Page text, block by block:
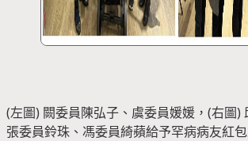
(左圖) 闕委員陳弘子、虞委員媛媛，(右圖)
張委員鈴珠、馮委員綺蘋給予罕病病友紅